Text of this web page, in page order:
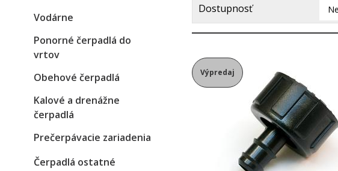
Dostupnosť
Výpredaj
Vodárne
Ponorné čerpadlá do
vrtov
Obehové čerpadlá
Kalové a drenážne
čerpadlá
Prečerpávacie zariadenia
Čerpadlá ostatné